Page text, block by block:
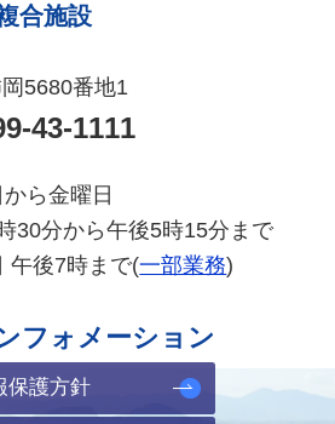
合施設
5680番地1
43-1111
から金曜日
30分から午後5時15分まで
午後7時まで(一部業務)
フォメーション
保護方針